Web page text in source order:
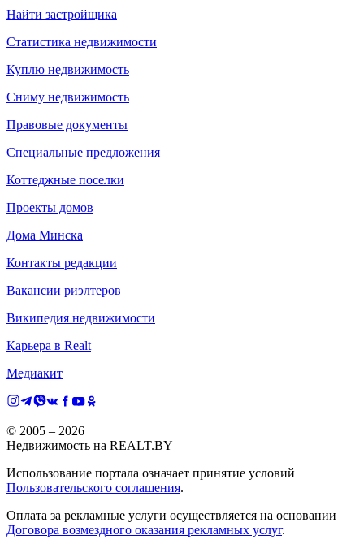
Найти застройщика
Статистика недвижимости
Куплю недвижимость
Сниму недвижимость
Правовые документы
Специальные предложения
Коттеджные поселки
Проекты домов
Дома Минска
Контакты редакции
Вакансии риэлтеров
Википедия недвижимости
Карьера в Realt
Медиакит
© 2005 – 2026
Недвижимость на REALT.BY
Использование портала означает принятие условий
Пользовательского соглашения.
Оплата за рекламные услуги осуществляется на основании
Договора возмездного оказания рекламных услуг.